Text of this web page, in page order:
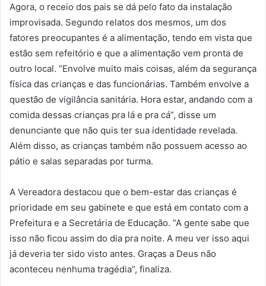
Agora, o receio dos pais se dá pelo fato da instalação
improvisada. Segundo relatos dos mesmos, um dos
fatores preocupantes é a alimentação, tendo em vista que
estão sem refeitório e que a alimentação vem pronta de
outro local. “Envolve muito mais coisas, além da segurança
física das crianças e das funcionárias. Também envolve a
questão de vigilância sanitária. Hora estar, andando com a
comida dessas crianças pra lá e pra cá”, disse um
denunciante que não quis ter sua identidade revelada.
Além disso, as crianças também não possuem acesso ao
pátio e salas separadas por turma.
A Vereadora destacou que o bem-estar das crianças é
prioridade em seu gabinete e que está em contato com a
Prefeitura e a Secretária de Educação. “A gente sabe que
isso não ficou assim do dia pra noite. A meu ver isso aqui
já deveria ter sido visto antes. Graças a Deus não
aconteceu nenhuma tragédia”, finaliza.